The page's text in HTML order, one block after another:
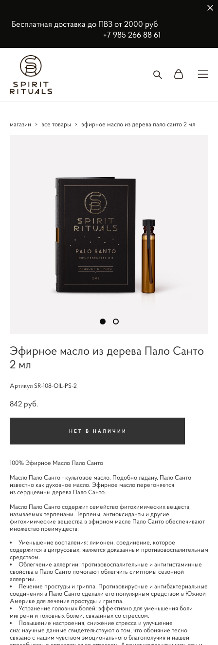
Бесплатная доставка до ПВЗ от 2000 руб
+7 985 266 88 61
магазин > все товары > эфирное масло из дерева пало санто 2 мл
Эфирное масло из дерева Пало Санто
2 мл
Артикул SR-108-OIL-PS-2
842 pуб.
НЕТ В НАЛИЧИИ
100% Эфирное Масло Пало Санто
Масло Пало Санто - культовое масло. Подобно ладану, Пало Санто
известно как духовное масло. Эфирное масло перегоняется
из сердцевины дерева Пало Санто.
Масло Пало Санто содержит семейство фитохимических веществ,
называемых терпенами. Терпены, антиоксиданты и другие
фитохимические вещества в эфирном масле Пало Санто обеспечивают
множество преимуществ:
Уменьшение воспаления: лимонен, соединение, которое
содержится в цитрусовых, является доказанным противовоспалительным
средством.
Облегчение аллергии: противовоспалительные и антигистаминные
свойства в Пало Санто помогают облегчить симптомы сезонной
аллергии.
Лечение простуды и гриппа. Противовирусные и антибактериальные
соединения в Пало Санто сделали его популярным средством в Южной
Америке для лечения простуды и гриппа.
Устранение головных болей: эффективно для уменьшения боли
мигрени и головных болей, связанных со стрессом.
Повышение настроения, снижение стресса и улучшение
сна: научные данные свидетельствуют о том, что обоняние тесно
связано с нашим чувством эмоционального благополучия и нашей